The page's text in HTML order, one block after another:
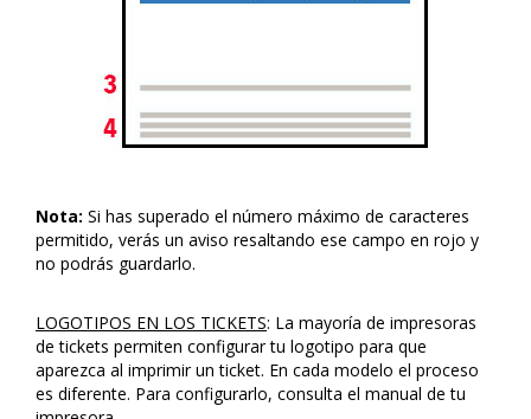
Nota: Si has superado el número máximo de caracteres
permitido, verás un aviso resaltando ese campo en rojo y
no podrás guardarlo.
LOGOTIPOS EN LOS TICKETS: La mayoría de impresoras
de tickets permiten configurar tu logotipo para que
aparezca al imprimir un ticket. En cada modelo el proceso
es diferente. Para configurarlo, consulta el manual de tu